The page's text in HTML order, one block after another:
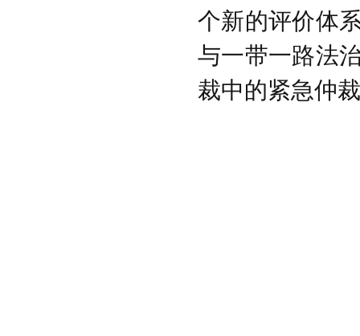
个新的评价体
与一带一路法
裁中的紧急仲